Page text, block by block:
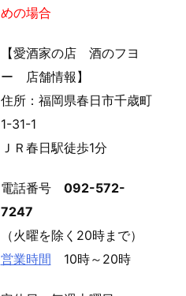
めの場合
【愛酒家の店 酒のフヨ
ー 店舗情報】
住所：福岡県春日市千歳町
1-31-1
ＪＲ春日駅徒歩1分
電話番号 092-572-
7247
（火曜を除く20時まで）
営業時間 10時～20時